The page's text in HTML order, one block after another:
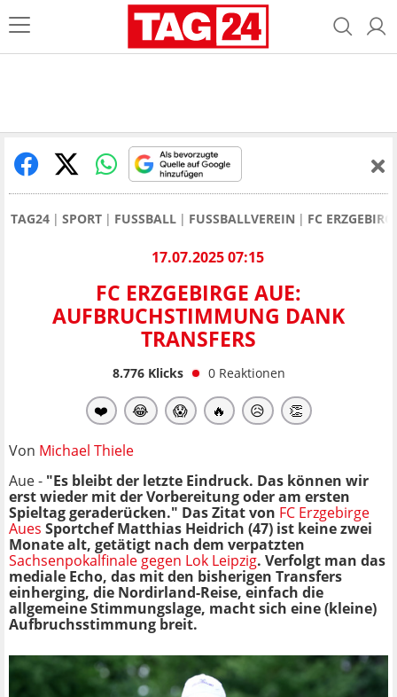
TAG24 SPORT FUSSBALL FUSSBALLVEREIN FC
17.07.2025 07:15
FC ERZGEBIRGE AUE:
AUFBRUCHSTIMMUNG DANK
TRANSFERS
8.776Klicks 0 Reaktionen
❤️ 😂 😱 🔥 😥 👏
Von Michael Thiele
Aue - "Es bleibt der letzte Eindruck. Das können wir
erst wieder mit der Vorbereitung oder am ersten
Spieltag geraderücken." Das Zitat von FC Erzgebirge
Aues Sportchef Matthias Heidrich (47) ist keine zwei
Monate alt, getätigt nach dem verpatzten
Sachsenpokalfinale gegen Lok Leipzig. Verfolgt man das
mediale Echo, das mit den bisherigen Transfers
einherging, die Nordirland-Reise, einfach die
allgemeine Stimmungslage, macht sich eine (kleine)
Aufbruchsstimmung breit.